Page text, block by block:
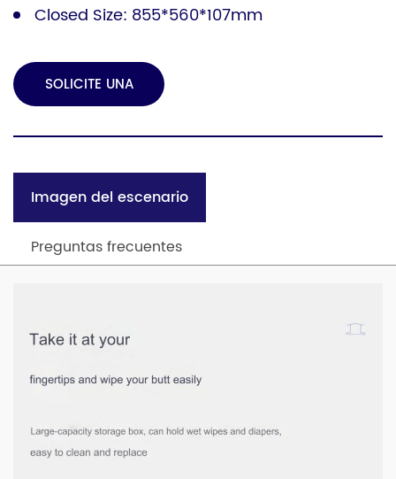
Closed Size: 855*560*107mm
SOLICITE UNA
COTIZACIÓN
Imagen del escenario
Preguntas frecuentes